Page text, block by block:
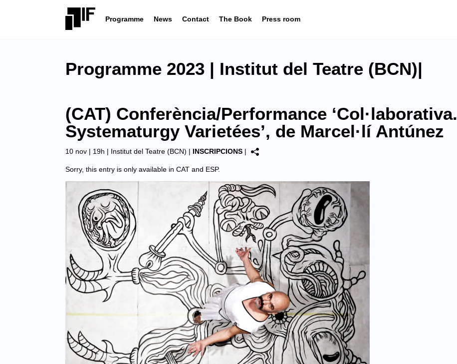
Programme News Contact The Book Press room
Programme 2023 | Institut del Teatre (BCN)|
(CAT) Conferència/Performance ‘Col·laborativa.
Systematurgy Varietées’, de Marcel·lí Antúnez
10 nov | 19h | Institut del Teatre (BCN) | INSCRIPCIONS |
Sorry, this entry is only available in CAT and ESP.